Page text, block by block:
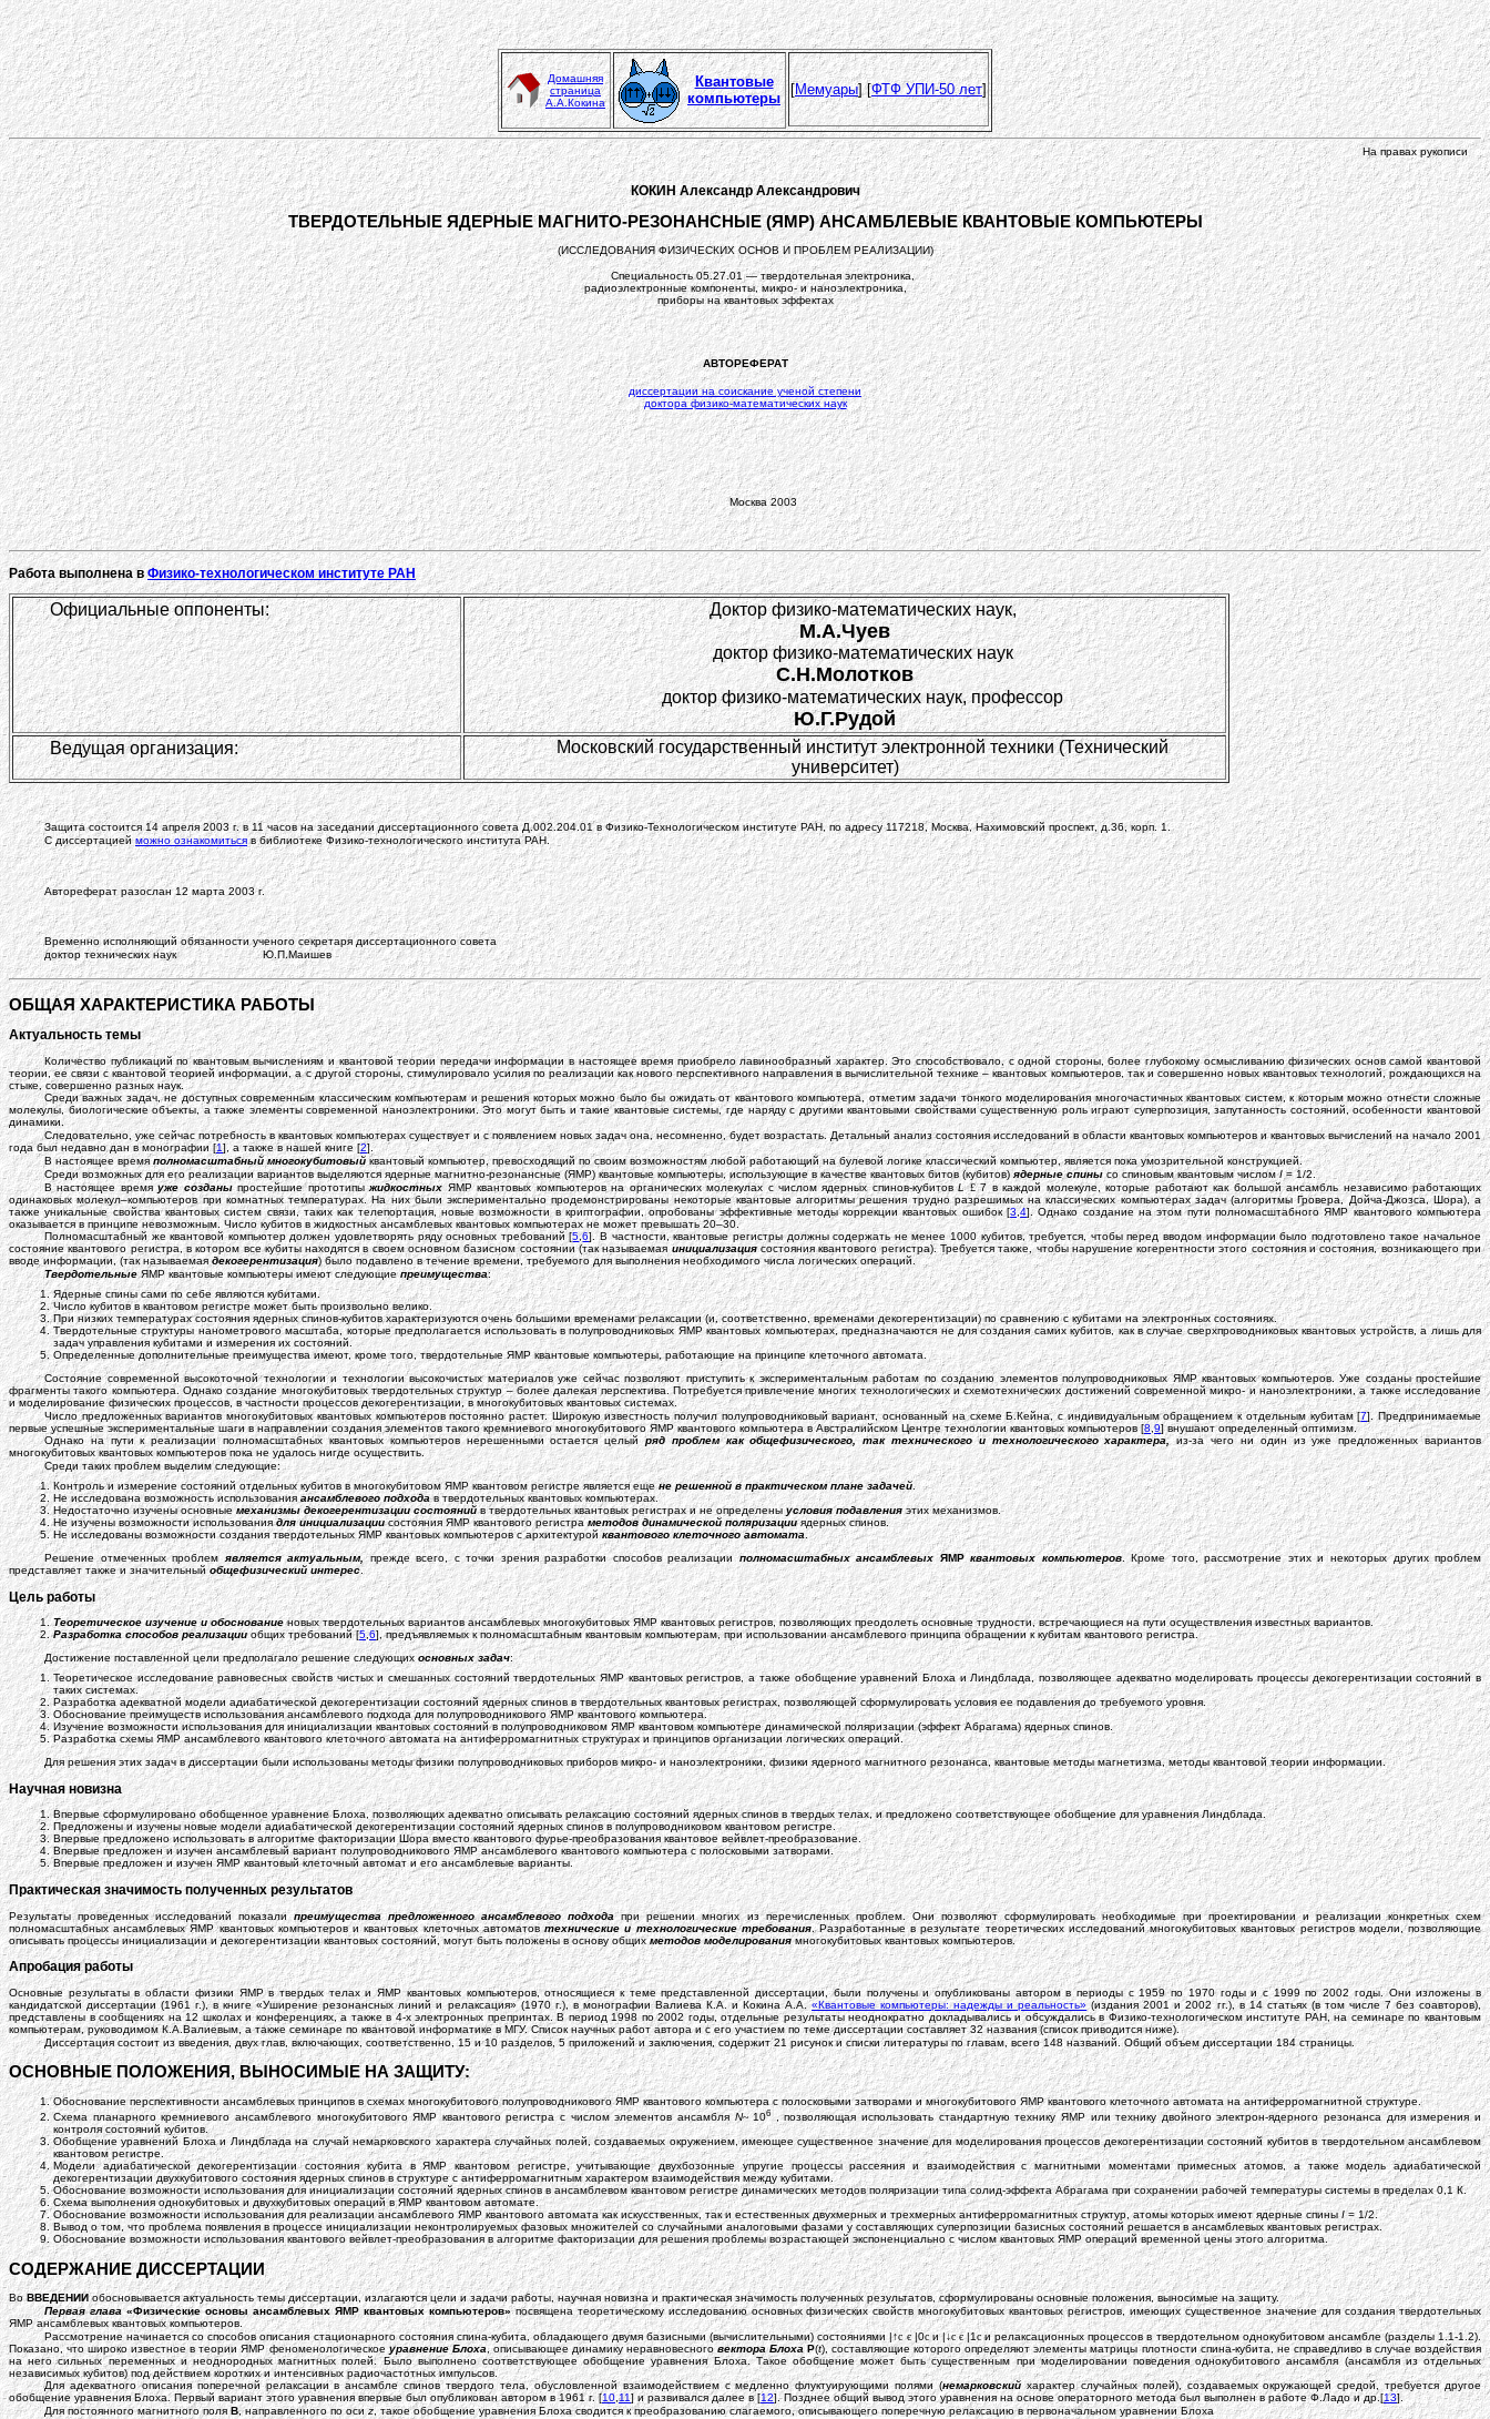
Домашняя
страница
А.А.Кокина
Квантовые
компьютеры
[Мемуары] [ФТФ УПИ-50 лет]
На правах рукописи
КОКИН Александр Александрович
ТВЕРДОТЕЛЬНЫЕ ЯДЕРНЫЕ МАГНИТО-РЕЗОНАНСНЫЕ (ЯМР) АНСАМБЛЕВЫЕ КВАНТОВЫЕ КОМПЬЮТЕРЫ
(ИССЛЕДОВАНИЯ ФИЗИЧЕСКИХ ОСНОВ И ПРОБЛЕМ РЕАЛИЗАЦИИ)
Специальность 05.27.01 — твердотельная электроника,
радиоэлектронные компоненты, микро- и наноэлектроника,
приборы на квантовых эффектах
АВТОРЕФЕРАТ
диссертации на соискание ученой степени
доктора физико-математических наук
Москва 2003
Работа выполнена вФизико-технологическом институте РАН
Официальные оппоненты: Доктор физико-математических наук,
М.А.Чуев
доктор физико-математических наук
С.Н.Молотков
доктор физико-математических наук, профессор
Ю.Г.Рудой
Ведущая организация:
Московский государственный институт электронной техники (Технический
университет)
Защита состоится 14 апреля 2003 г. в 11 часов на заседании диссертационного совета Д.002.204.01 в Физико-Технологическом институте РАН, по адресу 117218, Москва, Нахимовский проспект, д.36, корп. 1.
С диссертациейможно ознакомитьсяв библиотеке Физико-технологического института РАН.
Автореферат разослан 12 марта 2003 г.
Временно исполняющий обязанности ученого секретаря диссертационного совета
доктор технических наук Ю.П.Маишев
ОБЩАЯ ХАРАКТЕРИСТИКА РАБОТЫ
Актуальность темы
Количество публикаций по квантовым вычислениям и квантовой теории передачи информации в настоящее время приобрело лавинообразный характер. Это способствовало, с одной стороны, более глубокому осмысливанию физических основ самой квантовой
теории, ее связи с квантовой теорией информации, а с другой стороны, стимулировало усилия по реализации как нового перспективного направления в вычислительной технике – квантовых компьютеров, так и совершенно новых квантовых технологий, рождающихся на
стыке, совершенно разных наук.
Среди важных задач, не доступных современным классическим компьютерам и решения которых можно было бы ожидать от квантового компьютера, отметим задачи тонкого моделирования многочастичных квантовых систем, к которым можно отнести сложные
молекулы, биологические объекты, а также элементы современной наноэлектроники. Это могут быть и такие квантовые системы, где наряду с другими квантовыми свойствами существенную роль играют суперпозиция, запутанность состояний, особенности квантовой
динамики.
Следовательно, уже сейчас потребность в квантовых компьютерах существует и с появлением новых задач она, несомненно, будет возрастать. Детальный анализ состояния исследований в области квантовых компьютеров и квантовых вычислений на начало 2001
года был недавно дан в монографии [1], а также в нашей книге [2].
В настоящее времяполномасштабный многокубитовыйквантовый компьютер, превосходящий по своим возможностям любой работающий на булевой логике классический компьютер, является пока умозрительной конструкцией.
Среди возможных для его реализации вариантов выделяются ядерные магнитно-резонансные (ЯМР) квантовые компьютеры, использующие в качестве квантовых битов (кубитов)ядерные спины со спиновым квантовым числомI= 1/2.
В настоящее времяуже созданыпростейшие прототипыжидкостныхЯМР квантовых компьютеров на органических молекулах с числом ядерных спинов-кубитовL£7 в каждой молекуле, которые работают как большой ансамбль независимо работающих
одинаковых молекул–компьютеров при комнатных температурах. На них были экспериментально продемонстрированы некоторые квантовые алгоритмы решения трудно разрешимых на классических компьютерах задач (алгоритмы Гровера, Дойча-Джозса, Шора), а
также уникальные свойства квантовых систем связи, таких как телепортация, новые возможности в криптографии, опробованы эффективные методы коррекции квантовых ошибок [3,4]. Однако создание на этом пути полномасштабного ЯМР квантового компьютера
оказывается в принципе невозможным. Число кубитов в жидкостных ансамблевых квантовых компьютерах не может превышать 20–30.
Полномасштабный же квантовой компьютер должен удовлетворять ряду основных требований [5,6]. В частности, квантовые регистры должны содержать не менее 1000 кубитов, требуется, чтобы перед вводом информации было подготовлено такое начальное
состояние квантового регистра, в котором все кубиты находятся в своем основном базисном состоянии (так называемаяинициализациясостояния квантового регистра). Требуется также, чтобы нарушение когерентности этого состояния и состояния, возникающего при
вводе информации, (так называемаядекогерентизация) было подавлено в течение времени, требуемого для выполнения необходимого числа логических операций.
ТвердотельныеЯМР квантовые компьютеры имеют следующиепреимущества:
Ядерные спины сами по себе являются кубитами.
Число кубитов в квантовом регистре может быть произвольно велико.
При низких температурах состояния ядерных спинов-кубитов характеризуются очень большими временами релаксации (и, соответственно, временами декогерентизации) по сравнению с кубитами на электронных состояниях.
Твердотельные структуры нанометрового масштаба, которые предполагается использовать в полупроводниковых ЯМР квантовых компьютерах, предназначаются не для создания самих кубитов, как в случае сверхпроводниковых квантовых устройств, а лишь для
задач управления кубитами и измерения их состояний.
Определенные дополнительные преимущества имеют, кроме того, твердотельные ЯМР квантовые компьютеры, работающие на принципе клеточного автомата.
Состояние современной высокоточной технологии и технологии высокочистых материалов уже сейчас позволяют приступить к экспериментальным работам по созданию элементов полупроводниковых ЯМР квантовых компьютеров. Уже созданы простейшие
фрагменты такого компьютера. Однако создание многокубитовых твердотельных структур – более далекая перспектива. Потребуется привлечение многих технологических и схемотехнических достижений современной микро- и наноэлектроники, а также исследование
и моделирование физических процессов, в частности процессов декогерентизации, в многокубитовых квантовых системах.
Число предложенных вариантов многокубитовых квантовых компьютеров постоянно растет. Широкую известность получил полупроводниковый вариант, основанный на схеме Б.Кейна, с индивидуальным обращением к отдельным кубитам [7]. Предпринимаемые
первые успешные экспериментальные шаги в направлении создания элементов такого кремниевого многокубитового ЯМР квантового компьютера в Австралийском Центре технологии квантовых компьютеров [8 ,9] внушают определенный оптимизм.
Однако на пути к реализации полномасштабных квантовых компьютеров нерешенными остается целыйряд проблем как общефизического, так технического и технологического характера,из-за чего ни один из уже предложенных вариантов
многокубитовых квантовых компьютеров пока не удалось нигде осуществить.
Среди таких проблем выделим следующие:
Контроль и измерение состояний отдельных кубитов в многокубитовом ЯМР квантовом регистре является ещене решенной в практическом плане задачей.
Не исследована возможность использования ансамблевого подходав твердотельных квантовых компьютерах.
Недостаточно изучены основныемеханизмы декогерентизации состоянийв твердотельных квантовых регистрах и не определеныусловия подавленияэтих механизмов.
Не изучены возможности использованиядля инициализациисостояния ЯМР квантового регистраметодов динамической поляризацииядерных спинов.
Не исследованы возможности создания твердотельных ЯМР квантовых компьютеров с архитектуройквантового клеточного автомата .
Решение отмеченных проблем является актуальным,прежде всего, с точки зрения разработки способов реализацииполномасштабных ансамблевыхЯМРквантовых компьютеров. Кроме того, рассмотрение этих и некоторых других проблем
представляет также и значительныйобщефизический интерес.
Цель работы
Теоретическое изучение и обоснованиеновых твердотельных вариантов ансамблевых многокубитовых ЯМР квантовых регистров, позволяющих преодолеть основные трудности, встречающиеся на пути осуществления известных вариантов.
Разработка способов реализацииобщих требований [5,6], предъявляемых к полномасштабным квантовым компьютерам, при использовании ансамблевого принципа обращении к кубитам квантового регистра.
Достижение поставленной цели предполагало решение следующихосновных задач:
Теоретическое исследование равновесных свойств чистых и смешанных состояний твердотельных ЯМР квантовых регистров, а также обобщение уравнений Блоха и Линдблада, позволяющее адекватно моделировать процессы декогерентизации состояний в
таких системах.
Разработка адекватной модели адиабатической декогерентизации состояний ядерных спинов в твердотельных квантовых регистрах, позволяющей сформулировать условия ее подавления до требуемого уровня.
Обоснование преимуществ использования ансамблевого подхода для полупроводникового ЯМР квантового компьютера.
Изучение возможности использования для инициализации квантовых состояний в полупроводниковом ЯМР квантовом компьютере динамической поляризации (эффект Абрагама) ядерных спинов.
Разработка схемы ЯМР ансамблевого квантового клеточного автомата на антиферромагнитных структурах и принципов организации логических операций.
Для решения этих задач в диссертации были использованы методы физики полупроводниковых приборов микро- и наноэлектроники, физики ядерного магнитного резонанса, квантовые методы магнетизма, методы квантовой теории информации.
Научная новизна
Впервые сформулировано обобщенное уравнение Блоха, позволяющих адекватно описывать релаксацию состояний ядерных спинов в твердых телах, и предложено соответствующее обобщение для уравнения Линдблада.
Предложены и изучены новые модели адиабатической декогерентизации состояний ядерных спинов в полупроводниковом квантовом регистре.
Впервые предложено использовать в алгоритме факторизации Шора вместо квантового фурье-преобразования квантовое вейвлет-преобразование.
Впервые предложен и изучен ансамблевый вариант полупроводникового ЯМР ансамблевого квантового компьютера с полосковыми затворами.
Впервые предложен и изучен ЯМР квантовый клеточный автомат и его ансамблевые варианты.
Практическая значимость полученных результатов
Результаты проведенных исследований показалипреимущества предложенного ансамблевого подходапри решении многих из перечисленных проблем. Они позволяют сформулировать необходимые при проектировании и реализации конкретных схем
полномасштабных ансамблевых ЯМР квантовых компьютеров и квантовых клеточных автоматовтехнические и технологические требования. Разработанные в результате теоретических исследований многокубитовых квантовых регистров модели, позволяющие
описывать процессы инициализации и декогерентизации квантовых состояний, могут быть положены в основу общихметодов моделированиямногокубитовых квантовых компьютеров.
Апробация работы
Основные результаты в области физики ЯМР в твердых телах и ЯМР квантовых компьютеров, относящиеся к теме представленной диссертации, были получены и опубликованы автором в периоды с 1959 по 1970 годы и с 1999 по 2002 годы. Они изложены в
кандидатской диссертации (1961 г.), в книге «Уширение резонансных линий и релаксация» (1970 г.), в монографии Валиева К.А. и Кокина А.А.«Квантовые компьютеры: надежды и реальность» (издания 2001 и 2002 гг.), в 14 статьях (в том числе 7 без соавторов),
представлены в сообщениях на 12 школах и конференциях, а также в 4-х электронных препринтах. В период 1998 по 2002 годы, отдельные результаты неоднократно докладывались и обсуждались в Физико-технологическом институте РАН, на семинаре по квантовым
компьютерам, руководимом К.А.Валиевым, а также семинаре по квантовой информатике в МГУ. Список научных работ автора и с его участием по теме диссертации составляет 32 названия (список приводится ниже).
Диссертация состоит из введения, двух глав, включающих, соответственно, 15 и 10 разделов, 5 приложений и заключения, содержит 21 рисунок и списки литературы по главам, всего 148 названий. Общий объем диссертации 184 страницы.
ОСНОВНЫЕ ПОЛОЖЕНИЯ, ВЫНОСИМЫЕ НА ЗАЩИТУ:
Обоснование перспективности ансамблевых принципов в схемах многокубитового полупроводникового ЯМР квантового компьютера с полосковыми затворами и многокубитового ЯМР квантового клеточного автомата на антиферромагнитной структуре.
Схема планарного кремниевого ансамблевого многокубитового ЯМР квантового регистра с числом элементов ансамбляN~106 , позволяющая использовать стандартную технику ЯМР или технику двойного электрон-ядерного резонанса для измерения и
контроля состояний кубитов.
Обобщение уравнений Блоха и Линдблада на случай немарковского характера случайных полей, создаваемых окружением, имеющее существенное значение для моделирования процессов декогерентизации состояний кубитов в твердотельном ансамблевом
квантовом регистре.
Модели адиабатической декогерентизации состояния кубита в ЯМР квантовом регистре, учитывающие двухбозонные упругие процессы рассеяния и взаимодействия с магнитными моментами примесных атомов, а также модель адиабатической
декогерентизации двухкубитового состояния ядерных спинов в структуре с антиферромагнитным характером взаимодействия между кубитами.
Обоснование возможности использования для инициализации состояний ядерных спинов в ансамблевом квантовом регистре динамических методов поляризации типа солид-эффекта Абрагама при сохранении рабочей температуры системы в пределах 0,1 К.
Схема выполнения однокубитовых и двухкубитовых операций в ЯМР квантовом автомате.
Обоснование возможности использования для реализации ансамблевого ЯМР квантового автомата как искусственных, так и естественных двухмерных и трехмерных антиферромагнитных структур, атомы которых имеют ядерные спиныI= 1/2.
Вывод о том, что проблема появления в процессе инициализации неконтролируемых фазовых множителей со случайными аналоговыми фазами у составляющих суперпозиции базисных состояний решается в ансамблевых квантовых регистрах.
Обоснование возможности использования квантового вейвлет-преобразования в алгоритме факторизации для решения проблемы возрастающей экспоненциально с числом квантовых ЯМР операций временной цены этого алгоритма.
СОДЕРЖАНИЕ ДИССЕРТАЦИИ
ВоВВЕДЕНИИобосновывается актуальность темы диссертации, излагаются цели и задачи работы, научная новизна и практическая значимость полученных результатов, сформулированы основные положения, выносимые на защиту.
Первая глава «Физические основы ансамблевых ЯМР квантовых компьютеров»посвящена теоретическому исследованию основных физических свойств многокубитовых квантовых регистров, имеющих существенное значение для создания твердотельных
ЯМР ансамблевых квантовых компьютеров.
Рассмотрение начинается со способов описания стационарного состояния спина-кубита, обладающего двумя базисными (вычислительными) состояниями |↑с є|0си |↓с є|1си релаксационных процессов в твердотельном однокубитовом ансамбле (разделы 1.1-1.2).
Показано, что широко известное в теории ЯМР феноменологическое уравнение Блоха, описывающее динамику неравновесного вектора Блоха P(t), составляющие которого определяют элементы матрицы плотности спина-кубита, не справедливо в случае воздействия
на него сильных переменных и неоднородных магнитных полей. Было выполнено соответствующее обобщение уравнения Блоха. Такое обобщение может быть существенным при моделировании поведения однокубитового ансамбля (ансамбля из отдельных
независимых кубитов) под действием коротких и интенсивных радиочастотных импульсов.
Для адекватного описания поперечной релаксации в ансамбле спинов твердого тела, обусловленной взаимодействием с медленно флуктуирующими полями (немарковский характер случайных полей), создаваемых окружающей средой, требуется другое
обобщение уравнения Блоха. Первый вариант этого уравнения впервые был опубликован автором в 1961 г. [10,11] и развивался далее в [12]. Позднее общий вывод этого уравнения на основе операторного метода был выполнен в работе Ф.Ладо и др.[13].
Для постоянного магнитного поляB, направленного по осиz , такое обобщение уравнения Блоха сводится к преобразованию слагаемого, описывающего поперечную релаксацию в первоначальном уравнении Блоха